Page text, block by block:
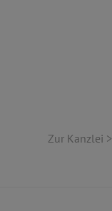
Zur Kanzlei >